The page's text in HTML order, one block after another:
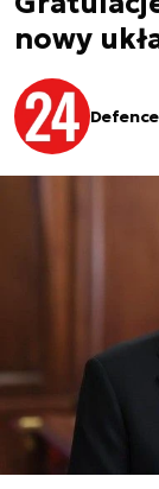
nowy